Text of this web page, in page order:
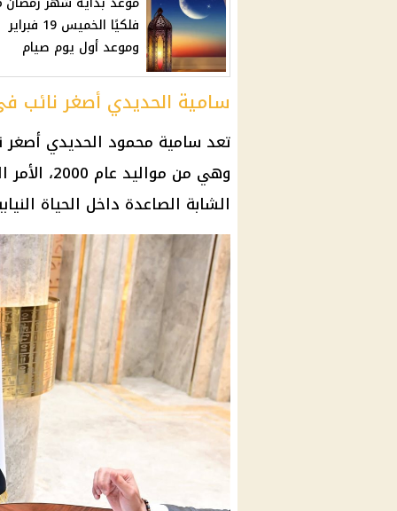
فلكيًا الخميس 19 فبراير
وموعد أول يوم صيام
سامية الحديدي أصغر نائب في
تعد سامية محمود الحديدي
وهي من
الشابة الصاعدة داخل الحياة